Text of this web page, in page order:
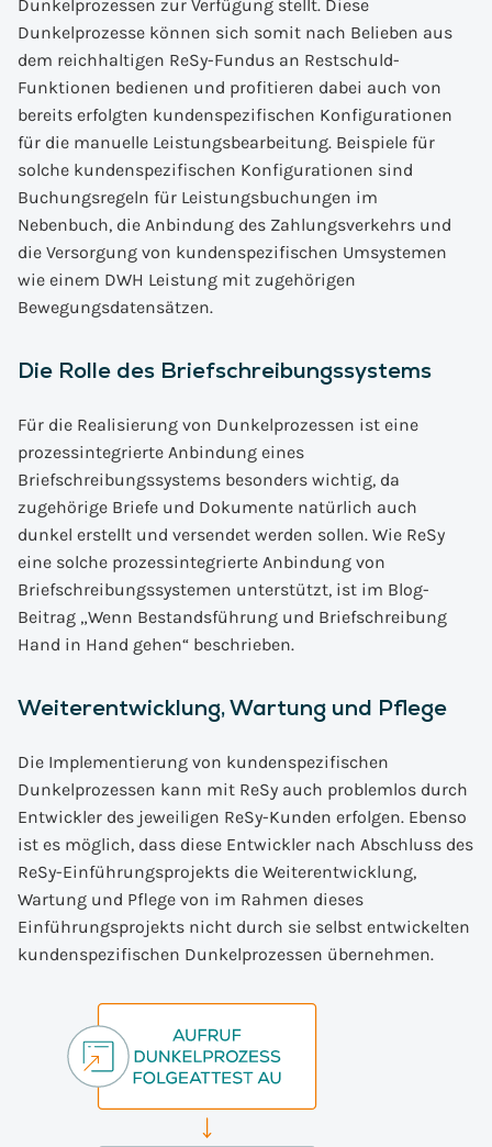
Dunkelprozessen zur Verfügung stellt. Diese
Dunkelprozesse können sich somit nach Belieben aus
dem reichhaltigen ReSy-Fundus an Restschuld-
Funktionen bedienen und profitieren dabei auch von
bereits erfolgten kundenspezifischen Konfigurationen
für die manuelle Leistungsbearbeitung. Beispiele für
solche kundenspezifischen Konfigurationen sind
Buchungsregeln für Leistungsbuchungen im
Nebenbuch, die Anbindung des Zahlungsverkehrs und
die Versorgung von kundenspezifischen Umsystemen
wie einem DWH Leistung mit zugehörigen
Bewegungsdatensätzen.
Die Rolle des Briefschreibungssystems
Für die Realisierung von Dunkelprozessen ist eine
prozessintegrierte Anbindung eines
Briefschreibungssystems besonders wichtig, da
zugehörige Briefe und Dokumente natürlich auch
dunkel erstellt und versendet werden sollen. Wie ReSy
eine solche prozessintegrierte Anbindung von
Briefschreibungssystemen unterstützt, ist im Blog-
Beitrag „Wenn Bestandsführung und Briefschreibung
Hand in Hand gehen“ beschrieben.
Weiterentwicklung, Wartung und Pflege
Die Implementierung von kundenspezifischen
Dunkelprozessen kann mit ReSy auch problemlos durch
Entwickler des jeweiligen ReSy-Kunden erfolgen. Ebenso
ist es möglich, dass diese Entwickler nach Abschluss des
ReSy-Einführungsprojekts die Weiterentwicklung,
Wartung und Pflege von im Rahmen dieses
Einführungsprojekts nicht durch sie selbst entwickelten
kundenspezifischen Dunkelprozessen übernehmen.